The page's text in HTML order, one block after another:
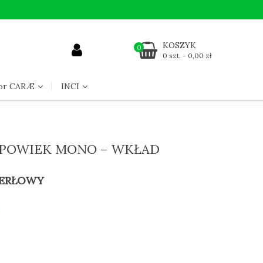
KOSZYK
0 szt. - 0,00 zł
0
CARÆ INCI
MONO – WKŁAD